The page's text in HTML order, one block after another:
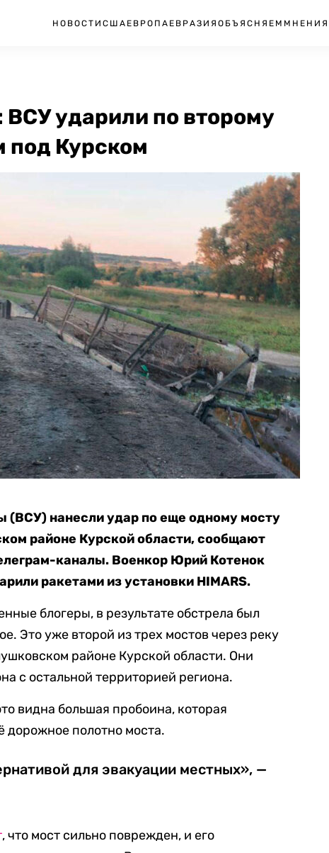
НОВОСТИ США ЕВРОПА ЕВРАЗИЯ ОБЪЯСНЯЕМ МНЕНИЯ
ВСУ ударили по второму
под Курском
нанесли удар по еще одному мосту
районе Курской области, сообщают
каналы. Военкор Юрий Котенок
ракетами из установки HIMARS.
блогеры, в результате обстрела был
Это уже второй из трех мостов через реку
районе Курской области. Они
с остальной территорией региона.
видна большая пробоина, которая
дорожное полотно моста.
для эвакуации местных», —
, что мост сильно поврежден, и его